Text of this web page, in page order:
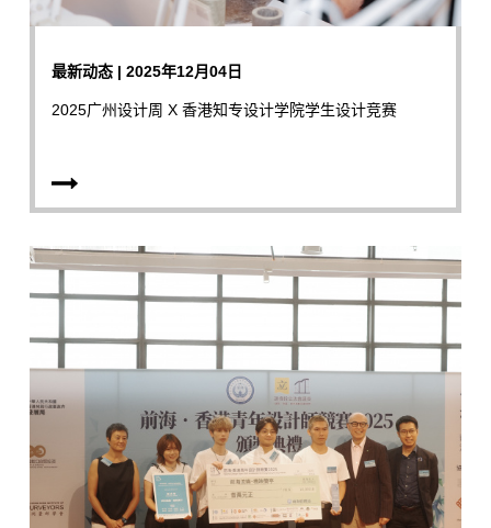
最新动态 | 2025年12月04日
2025广州设计周 X 香港知专设计学院学生设计竞赛